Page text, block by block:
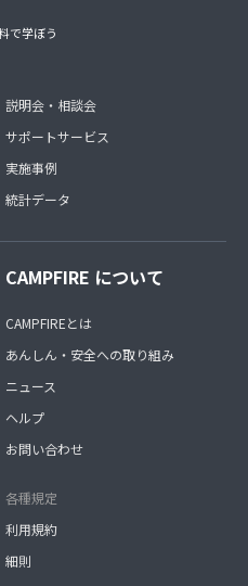
で学ぼう
説明会・相談会
サポートサービス
実施事例
統計データ
CAMPFIRE について
CAMPFIREとは
あんしん・安全への取り組み
ニュース
ヘルプ
お問い合わせ
各種規定
利用規約
細則